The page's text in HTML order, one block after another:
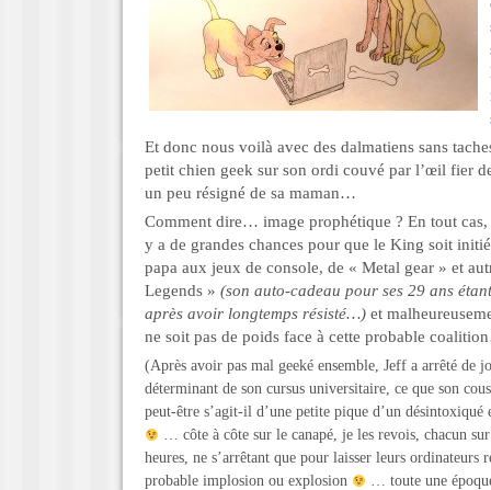
Et donc nous voilà avec des dalmatiens sans
petit chien geek sur son ordi couvé par l’œil fier
un peu résigné de sa maman…
Comment dire… image prophétique ? En tout
y a de grandes chances pour que le King soit
papa aux jeux de console, de « Metal gear » et
Legends » (son auto-cadeau pour ses 29 ans
après avoir longtemps résisté…) et
ne soit pas de poids face à cette probable
(Après avoir pas mal geeké ensemble, Jeff a arrêté de
déterminant de son cursus universitaire, ce que son
peut-être s’agit-il d’une petite pique d’un
… côte à côte sur le canapé, je les revois, chacun sur
heures, ne s’arrêtant que pour laisser leurs ordinateurs
probable implosion ou explosion
… toute une